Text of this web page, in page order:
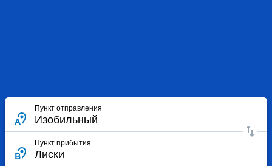
Пункт отправления
Пункт прибытия